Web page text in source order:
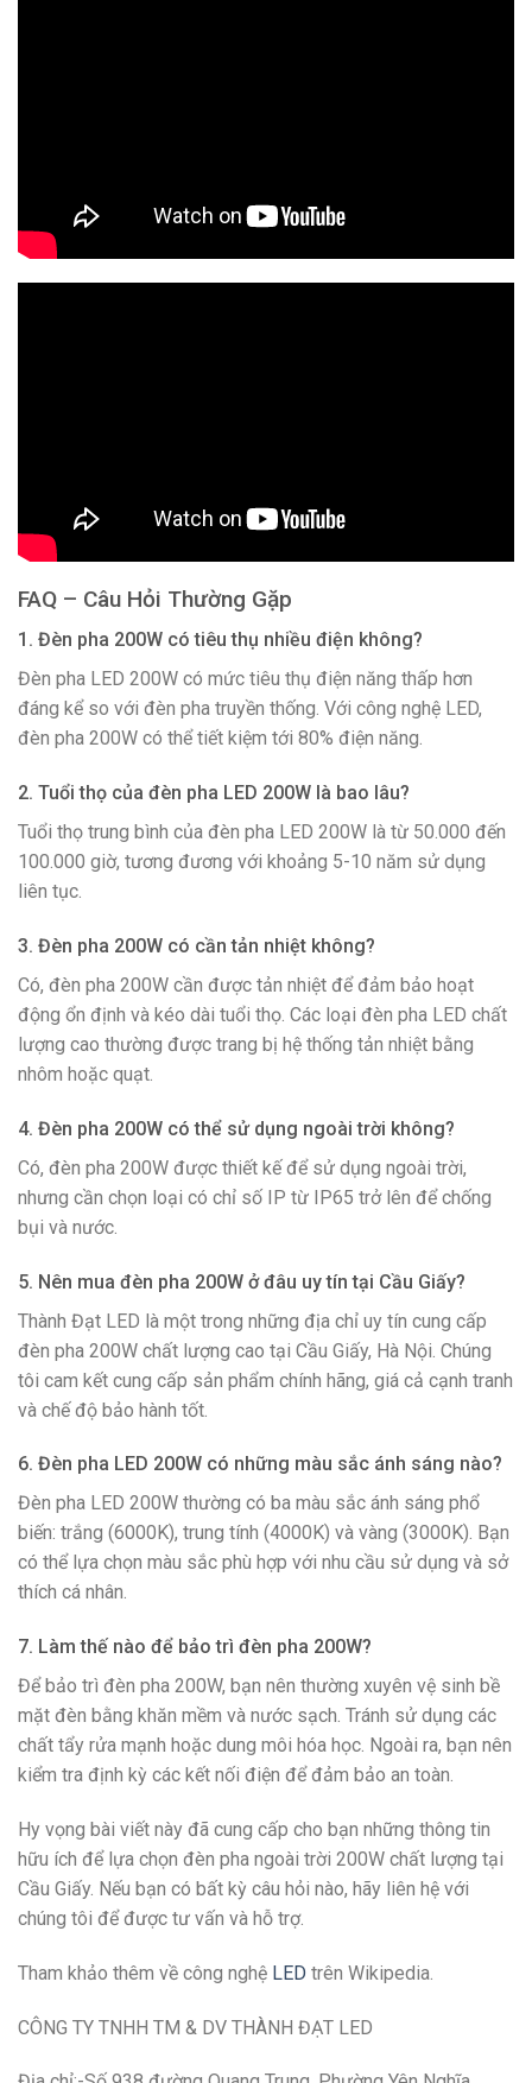
FAQ – Câu Hỏi Thường Gặp
1. Đèn pha 200W có tiêu thụ nhiều điện không?
Đèn pha LED 200W có mức tiêu thụ điện năng thấp hơn
đáng kể so với đèn pha truyền thống. Với công nghệ LED,
đèn pha 200W có thể tiết kiệm tới 80% điện năng.
2. Tuổi thọ của đèn pha LED 200W là bao lâu?
Tuổi thọ trung bình của đèn pha LED 200W là từ 50.000 đến
100.000 giờ, tương đương với khoảng 5-10 năm sử dụng
liên tục.
3. Đèn pha 200W có cần tản nhiệt không?
Có, đèn pha 200W cần được tản nhiệt để đảm bảo hoạt
động ổn định và kéo dài tuổi thọ. Các loại đèn pha LED chất
lượng cao thường được trang bị hệ thống tản nhiệt bằng
nhôm hoặc quạt.
4. Đèn pha 200W có thể sử dụng ngoài trời không?
Có, đèn pha 200W được thiết kế để sử dụng ngoài trời,
nhưng cần chọn loại có chỉ số IP từ IP65 trở lên để chống
bụi và nước.
5. Nên mua đèn pha 200W ở đâu uy tín tại Cầu Giấy?
Thành Đạt LED là một trong những địa chỉ uy tín cung cấp
đèn pha 200W chất lượng cao tại Cầu Giấy, Hà Nội. Chúng
tôi cam kết cung cấp sản phẩm chính hãng, giá cả cạnh tranh
và chế độ bảo hành tốt.
6. Đèn pha LED 200W có những màu sắc ánh sáng nào?
Đèn pha LED 200W thường có ba màu sắc ánh sáng phổ
biến: trắng (6000K), trung tính (4000K) và vàng (3000K). Bạn
có thể lựa chọn màu sắc phù hợp với nhu cầu sử dụng và sở
thích cá nhân.
7. Làm thế nào để bảo trì đèn pha 200W?
Để bảo trì đèn pha 200W, bạn nên thường xuyên vệ sinh bề
mặt đèn bằng khăn mềm và nước sạch. Tránh sử dụng các
chất tẩy rửa mạnh hoặc dung môi hóa học. Ngoài ra, bạn nên
kiểm tra định kỳ các kết nối điện để đảm bảo an toàn.
Hy vọng bài viết này đã cung cấp cho bạn những thông tin
hữu ích để lựa chọn đèn pha ngoài trời 200W chất lượng tại
Cầu Giấy. Nếu bạn có bất kỳ câu hỏi nào, hãy liên hệ với
chúng tôi để được tư vấn và hỗ trợ.
Tham khảo thêm về công nghệ LED trên Wikipedia.
CÔNG TY TNHH TM & DV THÀNH ĐẠT LED